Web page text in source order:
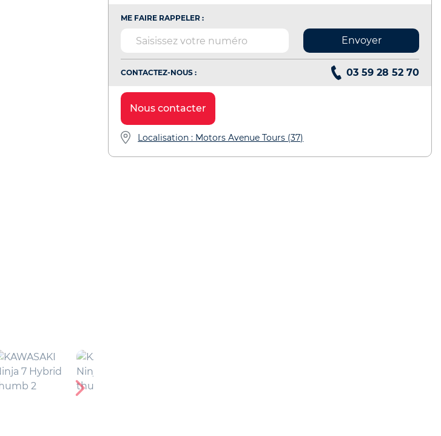
ME FAIRE RAPPELER :
Envoyer
CONTACTEZ-NOUS : 03 59 28 52 70
Nous contacter
Localisation : Motors Avenue Tours (37)